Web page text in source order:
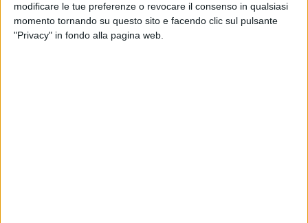
modificare le tue preferenze o revocare il consenso in qualsiasi
momento tornando su questo sito e facendo clic sul pulsante
"Privacy" in fondo alla pagina web.